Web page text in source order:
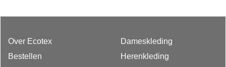
Over Ecotex
Bestellen
Dameskleding
Herenkleding